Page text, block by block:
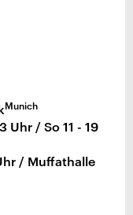
Munich
Uhr / So 11 - 19
/ Muffathalle